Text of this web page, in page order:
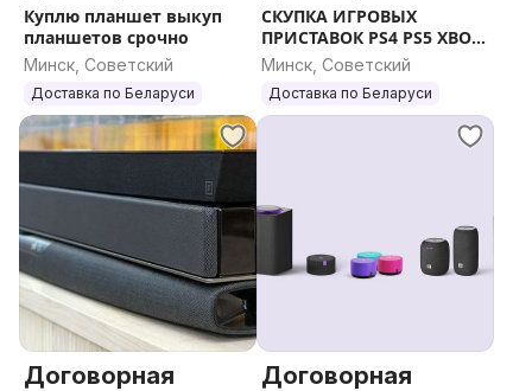
Куплю планшет выкуп
планшетов срочно
Минск, Советский
Доставка по Беларуси
СКУПКА ИГРОВЫХ
ПРИСТАВОК PS4 PS5 XBOX
ВЫКУП КОНСОЛЕЙ
Минск, Советский
Доставка по Беларуси
Договорная Договорная